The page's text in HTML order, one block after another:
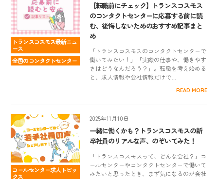
トランスコスモス最新ニュ
ース
全国のコンタクトセンター
【転職前にチェック】トランスコスモス
のコンタクトセンターに応募する前に読
む、後悔しないためのおすすめ記事まと
め
「トランスコスモスのコンタクトセンターで
働いてみたい！」「実際の仕事や、働きやす
さはどうなんだろう？」。転職を考え始める
と、求人情報や会社情報だけで…
READ MORE
コールセンター求人トピッ
クス
2025年11月10日
一緒に働くかも？トランスコスモスの新
卒社員のリアルな声、のぞいてみた！
「トランスコスモスって、どんな会社？」コ
ールセンターやコンタクトセンターで働いて
みたいと思ったとき、まず気になるのが会社